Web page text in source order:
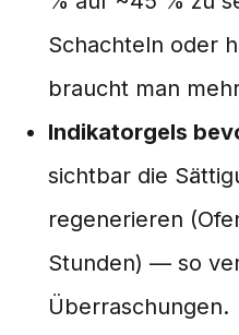
Schachteln oder
braucht man
Indikatorgels
sichtbar die
regenerieren
Stunden) — so
Überraschungen.